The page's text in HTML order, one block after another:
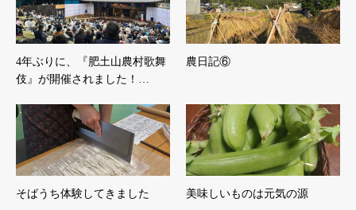
4年ぶりに、『肥土山農村歌舞
伎』が開催されました！…
農日記⑥
そばうち体験してきました 美味しいものは元気の源